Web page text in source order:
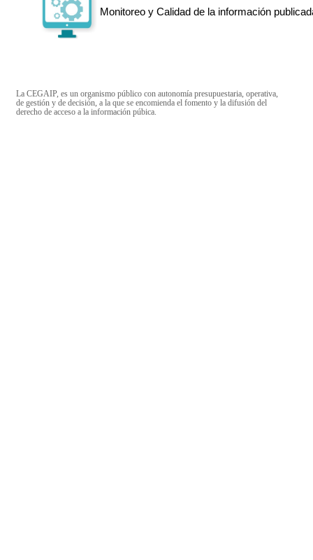
Monitoreo y Calidad de la información
La CEGAIP, es un organismo público con autonomía presupuestaria, operativa,
de gestión y de decisión, a la que se encomienda el fomento y la difusión del
derecho de acceso a la información púbica.